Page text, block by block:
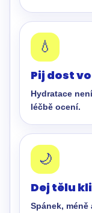
💧
Pij dost
Hydratace
léčbě ocení.
🌙
Dej tělu
Spánek,